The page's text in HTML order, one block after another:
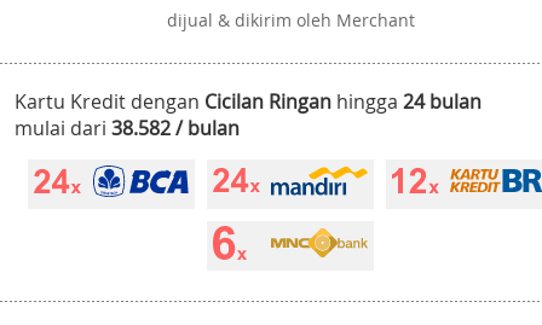
dijual & dikirim oleh Merchant
Kartu Kredit dengan Cicilan Ringan hingga 24 bulan
mulai dari 38.582 / bulan